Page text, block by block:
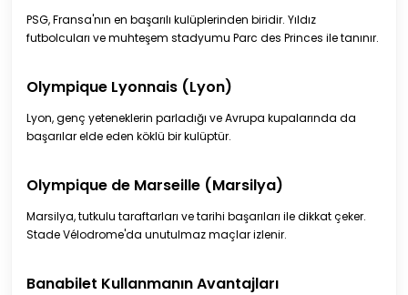
PSG, Fransa'nın en başarılı kulüplerinden biridir. Yıldız
futbolcuları ve muhteşem stadyumu Parc des Princes ile tanınır.
Olympique Lyonnais (Lyon)
Lyon, genç yeteneklerin parladığı ve Avrupa kupalarında da
başarılar elde eden köklü bir kulüptür.
Olympique de Marseille (Marsilya)
Marsilya, tutkulu taraftarları ve tarihi başarıları ile dikkat çeker.
Stade Vélodrome'da unutulmaz maçlar izlenir.
Banabilet Kullanmanın Avantajları